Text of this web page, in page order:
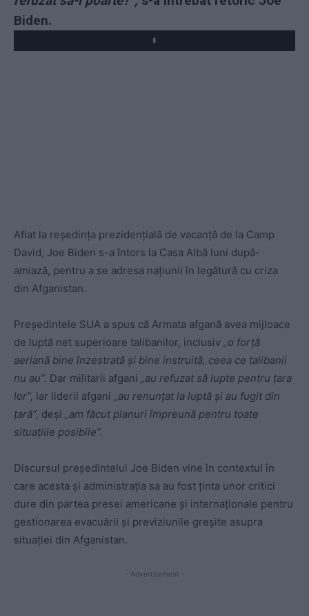
Biden.
Play
Aflat la reședința prezidențială de vacanță de la Camp
David, Joe Biden s-a întors la Casa Albă luni după-
amiază, pentru a se adresa națiunii în legătură cu criza
din Afganistan.
Președintele SUA a spus că Armata afgană avea mijloace
de luptă net superioare talibanilor, inclusiv „o forță
aeriană bine înzestrată și bine instruită, ceea ce talibanii
nu au”. Dar militarii afgani „au refuzat să lupte pentru țara
lor”, iar liderii afgani „au renunțat la luptă și au fugit din
țară”, deși „am făcut planuri împreună pentru toate
situațiile posibile”.
Discursul președintelui Joe Biden vine în contextul în
care acesta și administrația sa au fost ținta unor critici
dure din partea presei americane și internaționale pentru
gestionarea evacuării și previziunile greșite asupra
situației din Afganistan.
- Advertisement -